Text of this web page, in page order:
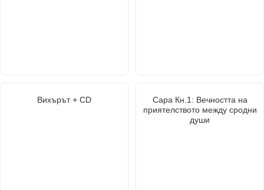
Вихърът + CD
Сара Кн.1: Вечността на
приятелството между сродни
души